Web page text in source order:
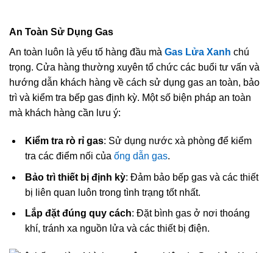
An Toàn Sử Dụng Gas
An toàn luôn là yếu tố hàng đầu mà Gas Lửa Xanh chú
trọng. Cửa hàng thường xuyên tổ chức các buổi tư vấn và
hướng dẫn khách hàng về cách sử dụng gas an toàn, bảo
trì và kiểm tra bếp gas định kỳ. Một số biện pháp an toàn
mà khách hàng cần lưu ý:
Kiểm tra rò rỉ gas: Sử dụng nước xà phòng để kiểm
tra các điểm nối của ống dẫn gas.
Bảo trì thiết bị định kỳ: Đảm bảo bếp gas và các thiết
bị liên quan luôn trong tình trạng tốt nhất.
Lắp đặt đúng quy cách: Đặt bình gas ở nơi thoáng
khí, tránh xa nguồn lửa và các thiết bị điện.